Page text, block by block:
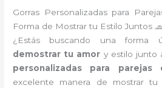
Gorras Personalizadas para
Forma de Mostrar tu Estilo Juntos
¿Estás buscando una forma
demostrar tu amor y estilo junto
personalizadas para parejas
excelente manera de mostrar